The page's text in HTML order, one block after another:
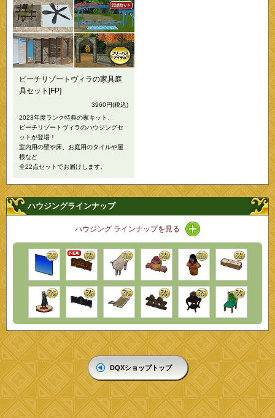
ビーチリゾートヴィラの家具庭
具セット[FP]
3960円(税込)
2023年度ランク特典の家キット、
ビーチリゾートヴィラのハウジングセ
ットが登場！
室内用の壁や床、お庭用のタイルや屋
根など
全22点セットでお届けします。
ハウジングラインナップ
ハウジング ラインナップを見る アイコン / ラインナ
DQXショップトップ